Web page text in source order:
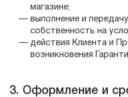
магазине;
выполнение и
собственность на
действия Клиента и
возникновения
3. Оформление и